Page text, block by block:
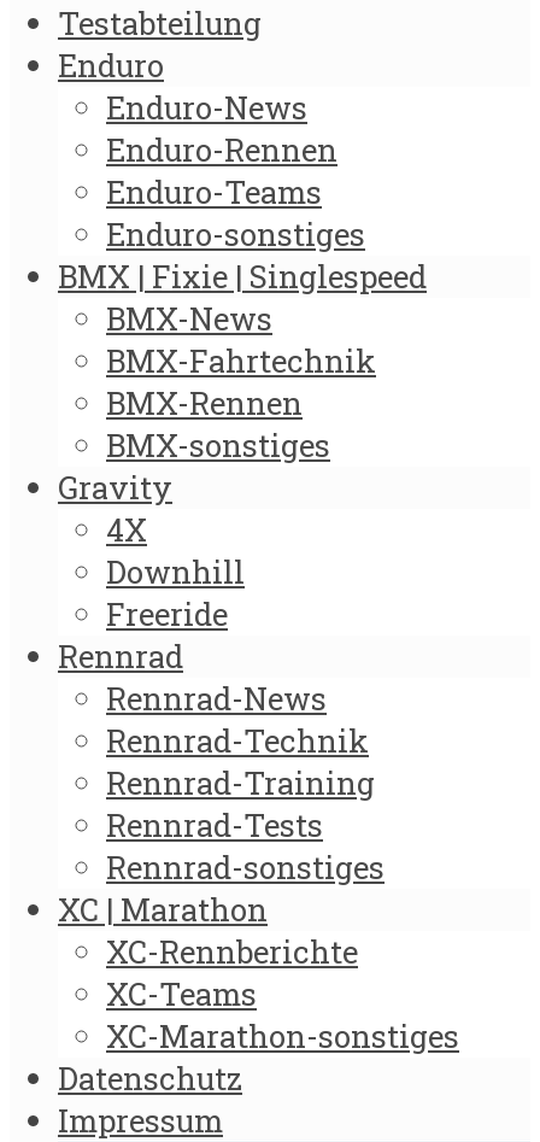
Testabteilung
Enduro
Enduro-News
Enduro-Rennen
Enduro-Teams
Enduro-sonstiges
BMX | Fixie | Singlespeed
BMX-News
BMX-Fahrtechnik
BMX-Rennen
BMX-sonstiges
Gravity
4X
Downhill
Freeride
Rennrad
Rennrad-News
Rennrad-Technik
Rennrad-Training
Rennrad-Tests
Rennrad-sonstiges
XC | Marathon
XC-Rennberichte
XC-Teams
XC-Marathon-sonstiges
Datenschutz
Impressum